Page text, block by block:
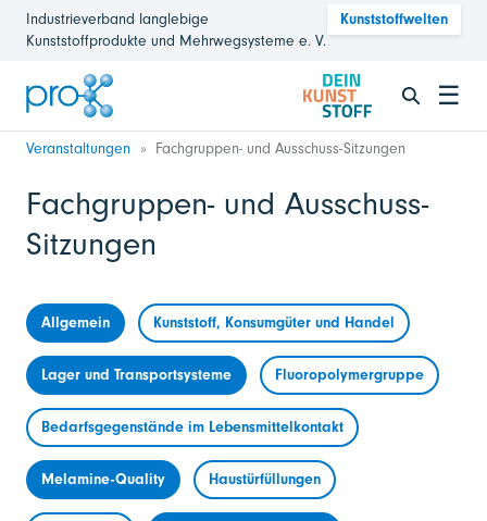
Industrieverband langlebige
Kunststoffprodukte und Mehrwegsysteme e. V.
Kunststoffwelten
☰
Veranstaltungen Fachgruppen- und Ausschuss-Sitzungen
Fachgruppen- und Ausschuss-
Sitzungen
Allgemein Kunststoff, Konsumgüter und Handel
Lager und Transportsysteme Fluoropolymergruppe
Bedarfsgegenstände im Lebensmittelkontakt
Melamine-Quality Haustürfüllungen